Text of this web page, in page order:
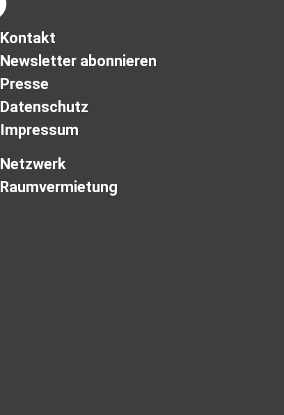
Kontakt
Newsletter abonnieren
Presse
Datenschutz
Impressum
Netzwerk
Raumvermietung